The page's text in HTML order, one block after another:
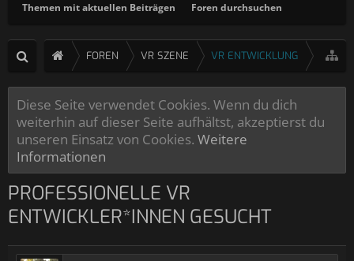
Themen mit aktuellen Beiträgen Foren durchsuchen
FOREN VR SZENE VR ENTWICKLUNG
Diese Seite verwendet Cookies. Wenn du dich
weiterhin auf dieser Seite aufhältst, akzeptierst du
unseren Einsatz von Cookies. Weitere
Informationen
PROFESSIONELLE VR
ENTWICKLER*INNEN GESUCHT